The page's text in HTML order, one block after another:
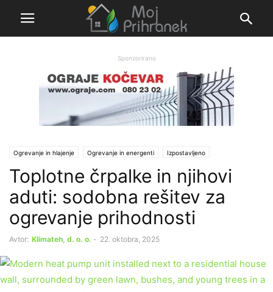
Sponzorirano
Ogrevanje in hlajenje Ogrevanje in energenti Izpostavljeno
Ι Sporočila partnerjev
Toplotne črpalke in njihovi
aduti: sodobna rešitev za
ogrevanje prihodnosti
Avtor: Klimateh, d. o. o. - 22. oktobra, 2025